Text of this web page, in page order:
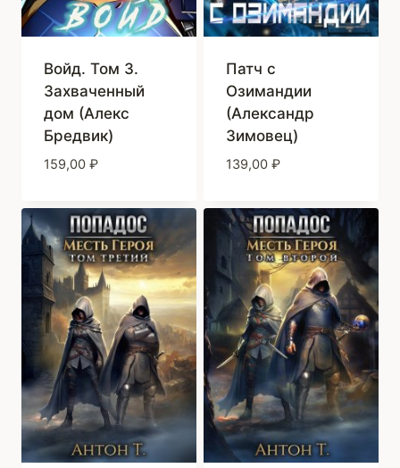
Войд. Том 3.
Захваченный
дом (Алекс
Бредвик)
159,00 ₽
Патч с
Озимандии
(Александр
Зимовец)
139,00 ₽